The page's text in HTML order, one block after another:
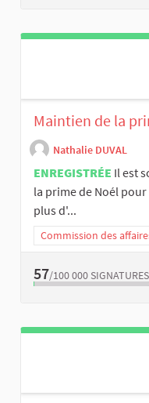
Maintien de la
Nathalie DUVAL
ENREGISTRÉE Il est
la prime de Noél
plus d'...
Commission des
57/100 000 SIGNATURES